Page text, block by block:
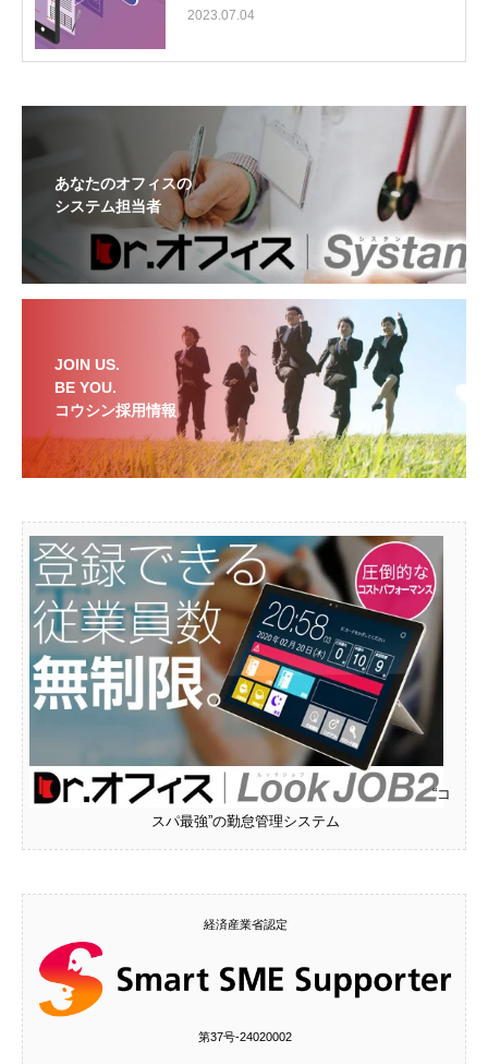
2023.07.04
あなたのオフィスの
システム担当者
JOIN US.
BE YOU.
コウシン採用情報
“コ
スパ最強”の勤怠管理システム
経済産業省認定
第37号‐24020002